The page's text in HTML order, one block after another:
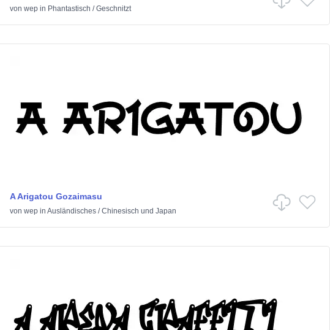
von wepin Phantastisch /Geschnitzt
A Arigatou Gozaimasu
von wepin Ausländisches/Chinesisch und Japan